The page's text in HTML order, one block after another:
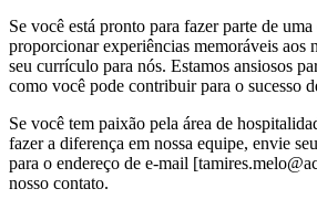
Se você está pronto para fazer parte de
proporcionar experiências memoráveis aos
seu currículo para nós. Estamos ansiosos
como você pode contribuir para o sucesso
Se você tem paixão pela área de
fazer a diferença em nossa equipe, envie
para o endereço de e-mail
nosso contato.